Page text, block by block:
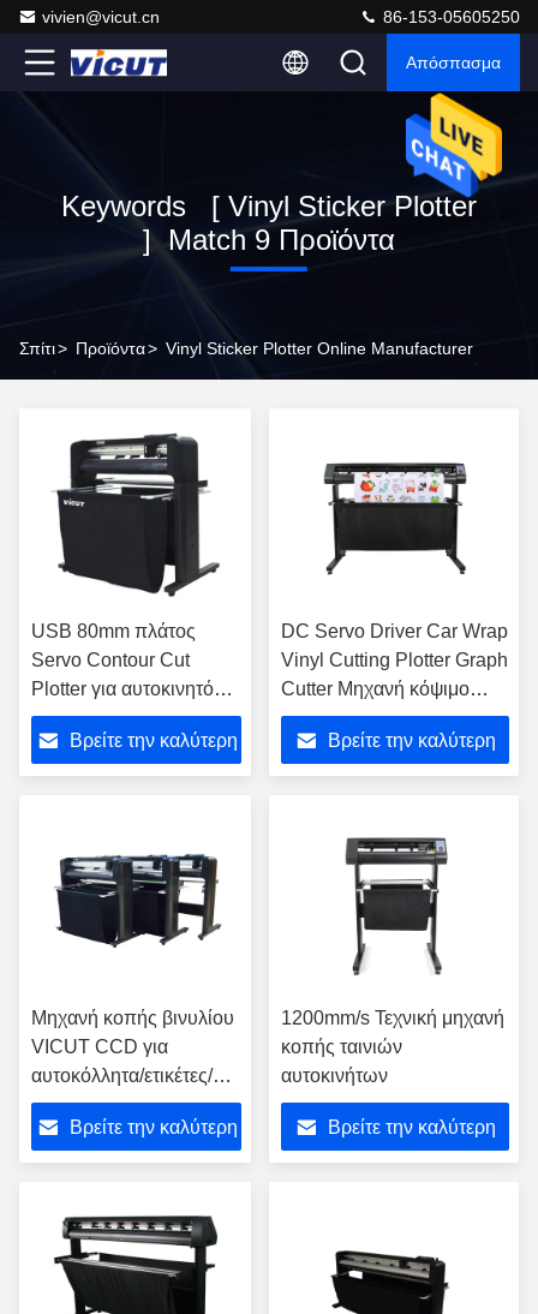
vivien@vicut.cn 86-153-05605250
Απόσπασμα
Keywords [ Vinyl Sticker Plotter
] Match 9 Προϊόντα
Σπίτι> Προϊόντα> Vinyl Sticker Plotter Online Manufacturer
USB 80mm πλάτος
Servo Contour Cut
Plotter για αυτοκινητό
αυτοκόλλητο κόψιμο
PPF Plotter Vinyl Cutter
Plotter μηχανή GR8000-
Βρείτε την καλύτερη
DC Servo Driver Car Wrap
Vinyl Cutting Plotter Graph
Cutter Μηχανή κόψιμο
ταινιών Χάρτη κόπτης RC-
1400
Βρείτε την καλύτερη
Μηχανή κοπής βινυλίου
VICUT CCD για
αυτοκόλλητα/ετικέτες/
κολλητικό χαρτί/
φωτογραφία μεταφοράς
θερμότητας GR8000-
Βρείτε την καλύτερη
1200mm/s Τεχνική μηχανή
κοπής ταινιών
αυτοκινήτων
Βρείτε την καλύτερη